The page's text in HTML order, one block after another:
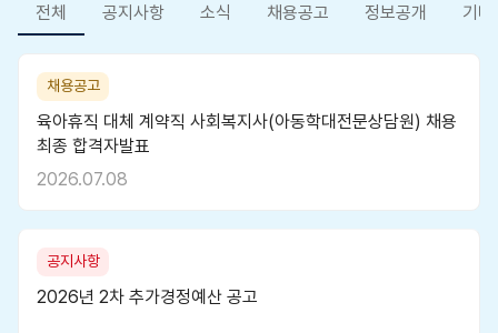
전체 공지사항 소식 채용공고 정보공개 기타
채용공고
육아휴직 대체 계약직 사회복지사(아동학대전문상담원) 채용
최종 합격자발표
2026.07.08
공지사항
2026년 2차 추가경정예산 공고